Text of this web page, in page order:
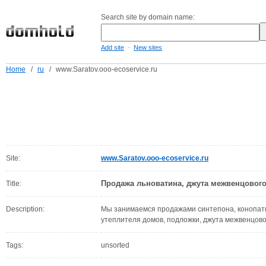
Search site by domain name:
Add site - New sites
Home / ru / www.Saratov.ooo-ecoservice.ru
Site: www.Saratov.ooo-ecoservice.ru
Title: Продажа льноватина, джута
Description:
Мы занимаемся продажами синтепона,
утеплителя домов, подложки, джута
Tags: unsorted